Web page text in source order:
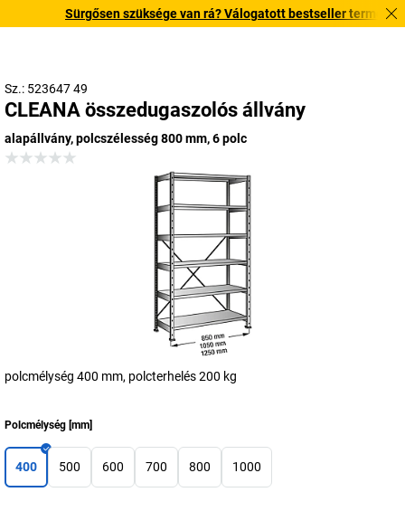
Sürgősen szüksége van rá? Válogatott bestseller
Sz.: 523647 49
CLEANA összedugaszolós állvány
alapállvány, polcszélesség 800 mm, 6 polc
polcmélység 400 mm, polcterhelés 200 kg
Polcmélység [mm]
400 500 600 700 800 1000